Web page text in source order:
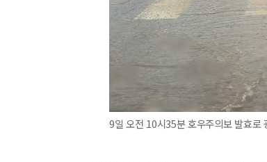
9일 오전 10시35분 호우주의보 발효로